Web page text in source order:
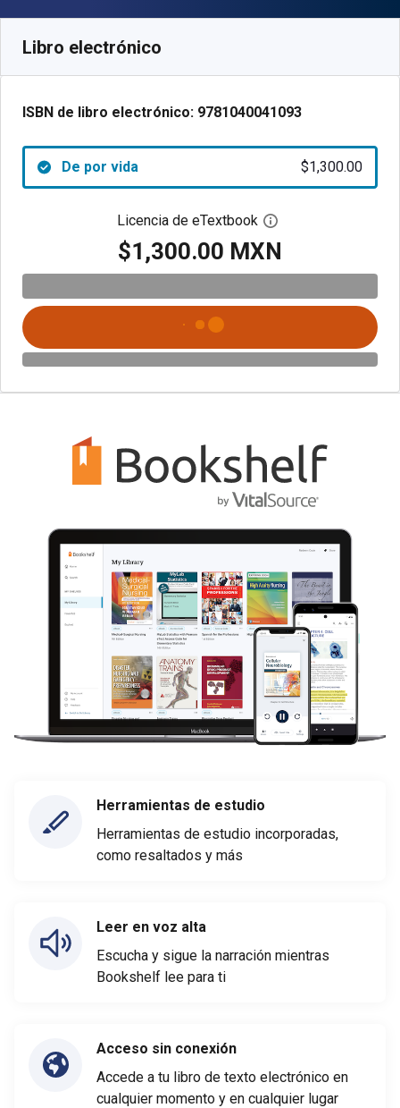
Libro electrónico
ISBN de libro electrónico: 9781040041093
De por vida $1,300.00
Licencia de eTextbook Abre el cuadro de
$1,300.00 MXN
Herramientas de estudio
Herramientas de estudio incorporadas,
como resaltados y más
Leer en voz alta
Escucha y sigue la narración mientras
Bookshelf lee para ti
Acceso sin conexión
Accede a tu libro de texto electrónico en
cualquier momento y en cualquier lugar